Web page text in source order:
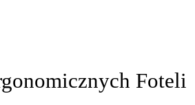
Foteli